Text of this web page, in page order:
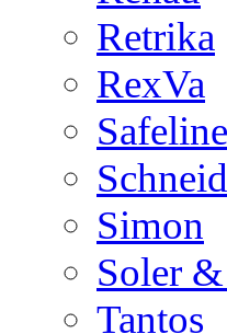
Retrika
RexVa
Safeline
Simon
Soler
Tantos